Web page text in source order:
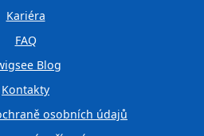
Kariéra
FAQ
Blog
Kontakty
osobních údajů